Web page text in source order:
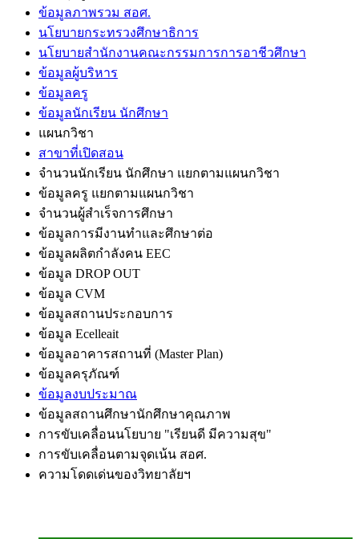
ข้อมูลภาพรวม สอศ.
นโยบายกระทรวงศึกษาธิการ
นโยบายสำนักงานคณะกรรมการการอาชีวศึกษา
ข้อมูลผู้บริหาร
ข้อมูลครู
ข้อมูลนักเรียน นักศึกษา
แผนกวิชา
สาขาที่เปิดสอน
จำนวนนักเรียน นักศึกษา แยกตามแผนกวิชา
ข้อมูลครู แยกตามแผนกวิชา
จำนวนผู้สำเร็จการศึกษา
ข้อมูลการมีงานทำและศึกษาต่อ
ข้อมูลผลิตกำลังคน EEC
ข้อมูล DROP OUT
ข้อมูล CVM
ข้อมูลสถานประกอบการ
ข้อมูล Ecelleait
ข้อมูลอาคารสถานที่ (Master Plan)
ข้อมูลครุภัณฑ์
ข้อมูลงบประมาณ
ข้อมูลสถานศึกษานักศึกษาคุณภาพ
การขับเคลื่อนนโยบาย "เรียนดี มีความสุข"
การขับเคลื่อนตามจุดเน้น สอศ.
ความโดดเด่นของวิทยาลัยฯ